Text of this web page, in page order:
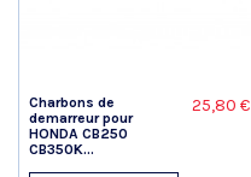
Charbons de
demarreur pour
HONDA CB250
CB350K...
25,80 €